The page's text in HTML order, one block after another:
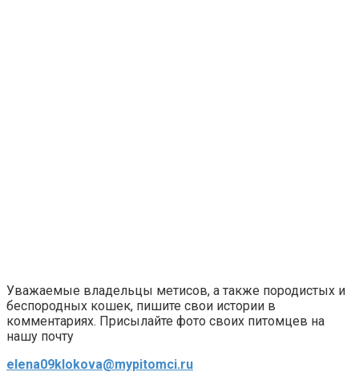
Уважаемые владельцы метисов, а также породистых и
беспородных кошек, пишите свои истории в
комментариях. Присылайте фото своих питомцев на
нашу почту
elena09klokova@mypitomci.ru